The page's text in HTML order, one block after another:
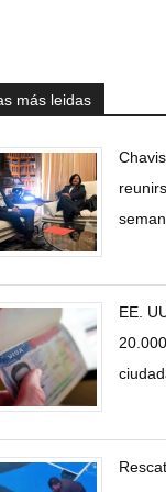
más leidas
EE.